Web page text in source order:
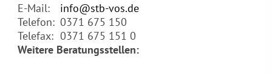
E-Mail:
info@stb-vos.de
Telefon: 0371 675 150
Telefax: 0371 675 151 0
Weitere Beratungsstellen: